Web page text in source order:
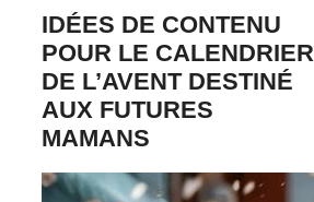
IDÉES DE CONTENU
POUR LE CALENDRIER
DE L’AVENT DESTINÉ
AUX FUTURES
MAMANS